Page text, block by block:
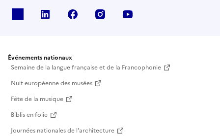
Linkedin Facebook Instagram
Événements nationaux
Semaine de la langue française et de la Francophonie
Nuit européenne des musées
Fête de la musique
Biblis en folie
Journées nationales de l'architecture